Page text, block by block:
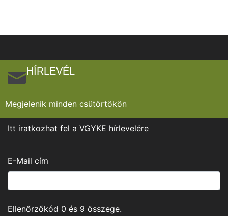
HÍRLEVÉL
Megjelenik minden csütörtökön
Itt iratkozhat fel a VGYKE hírlevelére
E-Mail cím
Ellenőrzőkód 0 és 9 összege.